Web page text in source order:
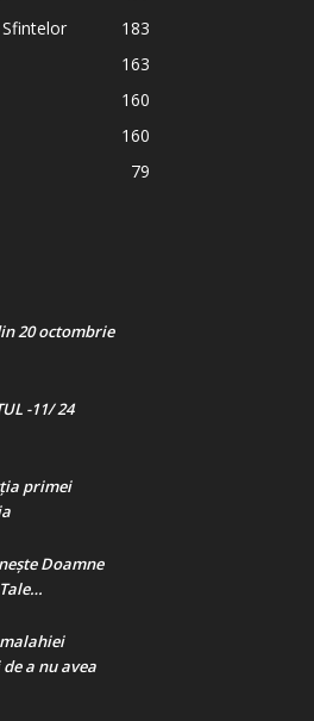
183
163
160
160
79
20 octombrie
-11/ 24
primei
Doamne
a nu avea